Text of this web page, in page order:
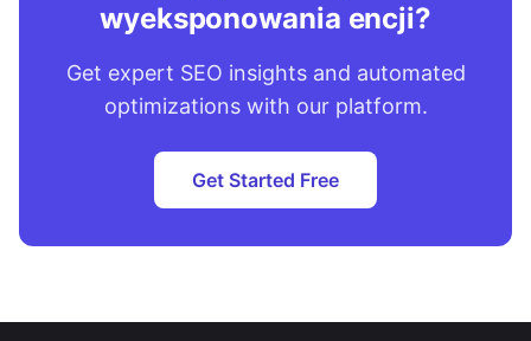
wyeksponowania encji?
Get expert SEO insights and automated
optimizations with our platform.
Get Started Free